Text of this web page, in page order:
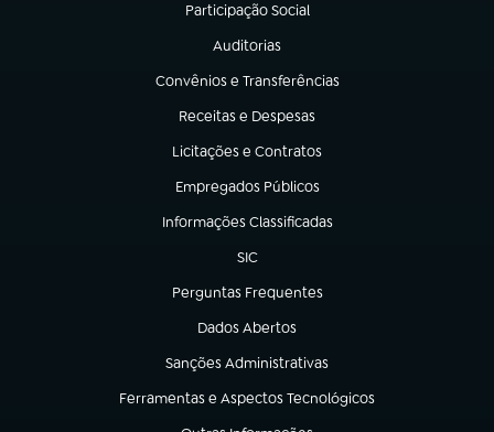
Participação Social
(abre em nova aba)
Auditorias
(abre em nova aba)
Convênios e Transferências
(abre em nova aba)
Receitas e Despesas
(abre em nova aba)
Licitações e Contratos
(abre em nova aba)
Empregados Públicos
(abre em nova aba)
Informações Classificadas
(abre em nova aba)
SIC
(abre em nova aba)
Perguntas Frequentes
(abre em nova aba)
Dados Abertos
(abre em nova aba)
Sanções Administrativas
(abre em nova aba)
Ferramentas e Aspectos Tecnológicos
(abre em nova aba)